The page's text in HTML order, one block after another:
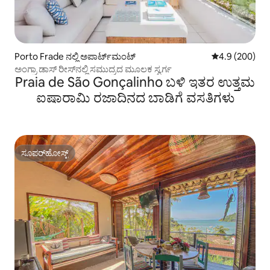
Porto Frade ನಲ್ಲಿ ಅಪಾರ್ಟ್‌ಮಂಟ್ 5 ರಲ್ಲಿ 4.9
4.9 (200)
ಅಂಗ್ರಾ ಡಾಸ್ ರೀಸ್‌ನಲ್ಲಿ ಸಮುದ್ರದ ಮೂಲಕ ಸ್ವರ್ಗ
Praia de São Gonçalinho ಬಳಿ ಇತರ ಉತ್ತಮ
ಐಷಾರಾಮಿ ರಜಾದಿನದ ಬಾಡಿಗೆ ವಸತಿಗಳು
ಸೂಪರ್‌ಹೋಸ್ಟ್
ಸೂಪರ್‌ಹೋಸ್ಟ್